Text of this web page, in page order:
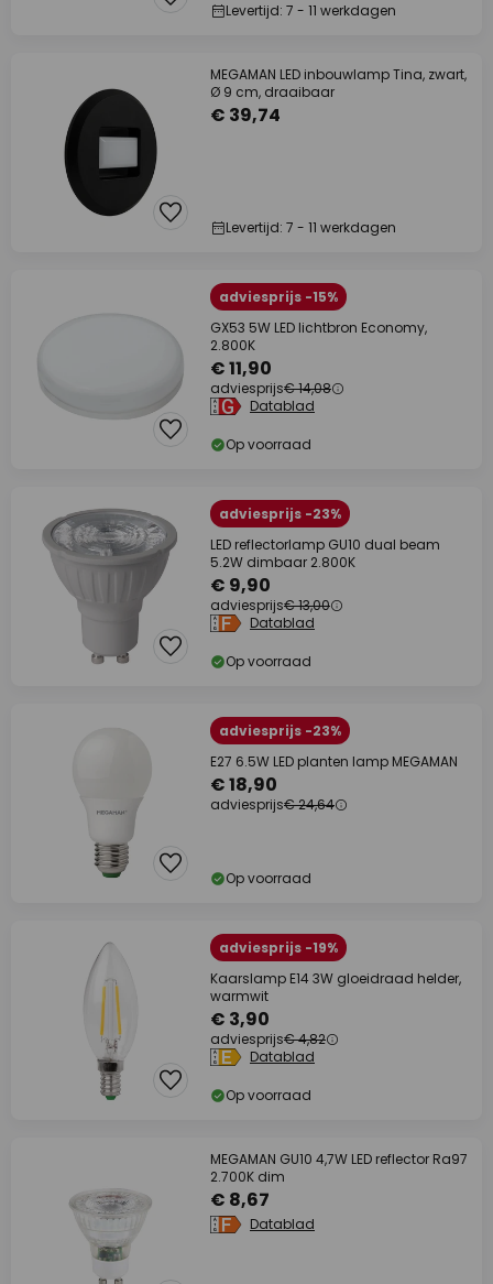
Levertijd: 7 - 11 werkdagen
MEGAMAN LED inbouwlamp Tina, zwart,
Ø 9 cm, draaibaar
€ 39,74
Levertijd: 7 - 11 werkdagen
adviesprijs -15%
GX53 5W LED lichtbron Economy,
2.800K
€ 11,90
adviesprijs€ 14,08
Datablad
Op voorraad
adviesprijs -23%
LED reflectorlamp GU10 dual beam
5.2W dimbaar 2.800K
€ 9,90
adviesprijs€ 13,00
Datablad
Op voorraad
adviesprijs -23%
E27 6.5W LED planten lamp MEGAMAN
€ 18,90
adviesprijs€ 24,64
Op voorraad
adviesprijs -19%
Kaarslamp E14 3W gloeidraad helder,
warmwit
€ 3,90
adviesprijs€ 4,82
Datablad
Op voorraad
MEGAMAN GU10 4,7W LED reflector Ra97
2.700K dim
€ 8,67
Datablad